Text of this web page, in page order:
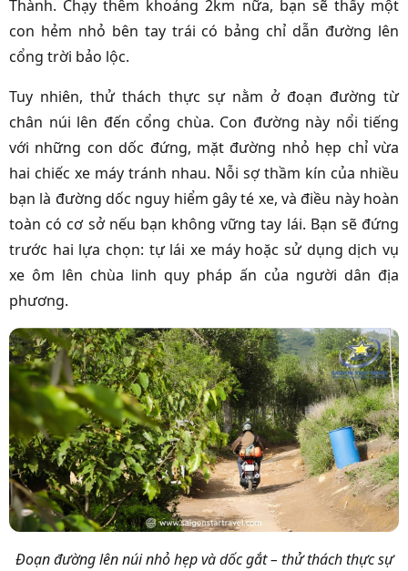
Thành. Chạy thêm khoảng 2km nữa, bạn sẽ thấy một
con hẻm nhỏ bên tay trái có bảng chỉ dẫn đường lên
cổng trời bảo lộc.
Tuy nhiên, thử thách thực sự nằm ở đoạn đường từ
chân núi lên đến cổng chùa. Con đường này nổi tiếng
với những con dốc đứng, mặt đường nhỏ hẹp chỉ vừa
hai chiếc xe máy tránh nhau. Nỗi sợ thầm kín của nhiều
bạn là đường dốc nguy hiểm gây té xe, và điều này hoàn
toàn có cơ sở nếu bạn không vững tay lái. Bạn sẽ đứng
trước hai lựa chọn: tự lái xe máy hoặc sử dụng dịch vụ
xe ôm lên chùa linh quy pháp ấn của người dân địa
phương.
Đoạn đường lên núi nhỏ hẹp và dốc gắt – thử thách thực sự